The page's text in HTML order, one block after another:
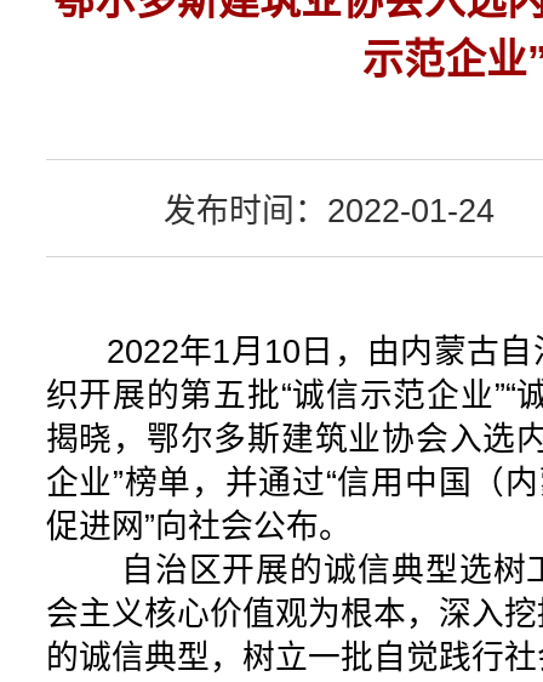
示范企业
发布时间：2022-01-24
2022年1月10日，由内蒙古自
织开展的第五批“诚信示范企业”“
揭晓，鄂尔多斯建筑业协会入选
企业”榜单，并通过“信用中国（
促进网”向社会公布。
自治区开展的诚信典型选树
会主义核心价值观为根本，深入
的诚信典型，树立一批自觉践行